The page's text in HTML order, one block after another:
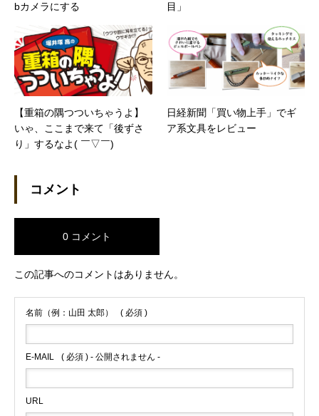
bカメラにする
目」
【重箱の隅つついちゃうよ】
いゃ、ここまで来て「後ずさ
り」するなよ( ￣▽￣)
日経新聞「買い物上手」でギ
ア系文具をレビュー
コメント
0 コメント
この記事へのコメントはありません。
名前（例：山田 太郎） ( 必須 )
E-MAIL ( 必須 ) - 公開されません -
URL